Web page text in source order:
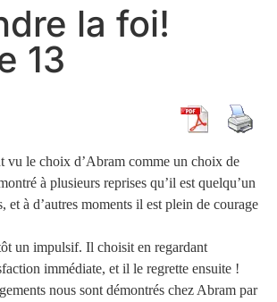
la foi!
13
vu le choix d’Abram comme un choix de
à plusieurs reprises qu’il est quelqu’un
et à d’autres moments il est plein de courage
un impulsif. Il choisit en regardant
immédiate, et il le regrette ensuite !
nous sont démontrés chez Abram par